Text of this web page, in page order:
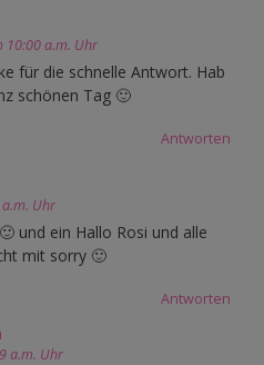
10:00 a.m. Uhr
für die schnelle Antwort. Hab
schönen Tag 🙂
Antworten
Uhr
und ein Hallo Rosi und alle
mit sorry 🙂
Antworten
a.m. Uhr